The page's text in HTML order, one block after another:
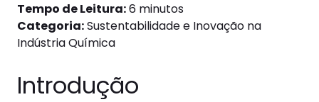
Tempo de Leitura:6 minutos
Categoria:Sustentabilidade e Inovação na
Indústria Química
Introdução